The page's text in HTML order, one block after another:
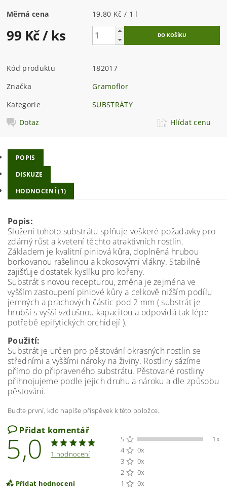
Měrná cena 19,80 Kč / 1 l
99 Kč/ ks
Kód produktu
182017
Značka
Gramoflor
Kategorie
SUBSTRÁTY
Dotaz
Hlídat cenu
POPIS
DISKUZE
HODNOCENÍ (1)
Popis:
Složení tohoto substrátu splňuje veškeré požadavky pro
zdárný růst a kvetení těchto atraktivních rostlin.
Základem je kvalitní piniová kůra, doplněná hrubou
borkovanou rašelinou a kokosovými vlákny. Stabilně
zajišťuje dostatek kyslíku pro kořeny.
Substrát s novou recepturou, změna je zejména ve
vyšším zastoupení piniové kůry a celkově nižším podílu
jemných a prachových částic pod 2 mm ( substrát je
hrubší s vyšší vzdušnou kapacitou a odpovidá tak lépe
potřebě epifytických orchidejí ).
Použití:
Substrát je určen pro pěstování okrasných rostlin se
středními a vyššími nároky na živiny. Rostliny sázíme
přímo do připraveného substrátu. Pěstované rostliny
přihnojujeme podle jejich druhu a nároku a dle způsobu
pěstování.
Buďte první, kdo napíše příspěvek k této položce.
Přidat komentář
5,0 1 hodnocení
Přidat hodnocení
5
1x
4
0x
3
0x
2
0x
1
0x